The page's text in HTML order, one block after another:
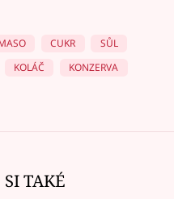
CUKR
SŮL
KOLÁČ
KONZERVA
SI TAKÉ